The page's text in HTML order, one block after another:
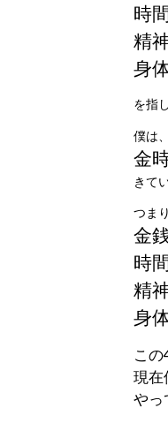
時
精
身
を指
僕は
金
きて
つまり
金
時
精
身
こ
現在
やっ